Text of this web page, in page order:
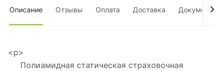
Описание Отзывы Оплата Доставка Документы
<p>
Полиамидная статическая страховочная